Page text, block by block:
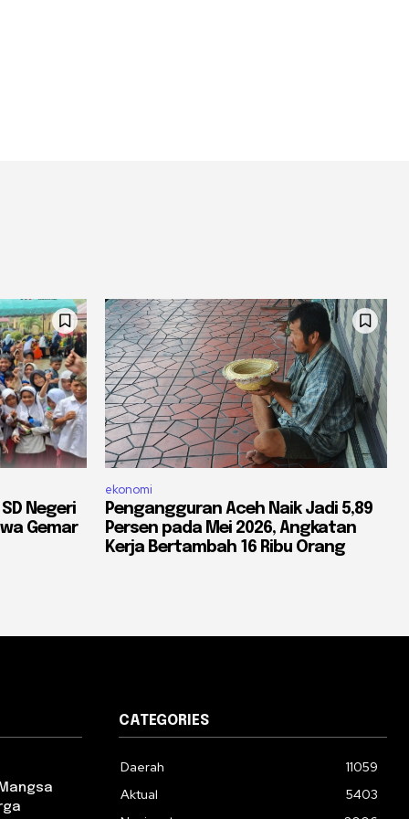
Negeri
Gemar
ekonomi
Pengangguran Aceh Naik Jadi 5,89
Persen pada Mei 2026, Angkatan
Kerja Bertambah 16 Ribu Orang
CATEGORIES
Daerah
11059
Aktual
5403